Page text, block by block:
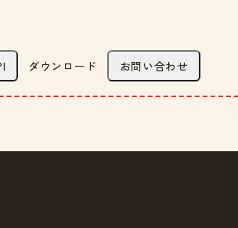
ダウンロード お問い合わせ